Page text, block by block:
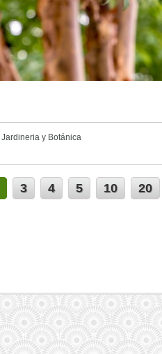
Jardineria y Botánica
3 4 5 10 20